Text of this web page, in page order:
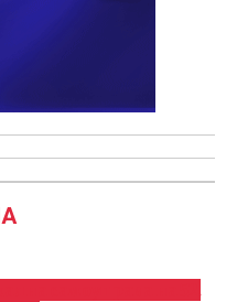
самоуправа на 52.